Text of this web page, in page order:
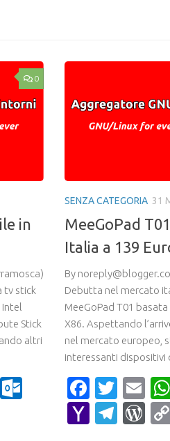
0
in
tv stick
Stick
altri
GmailOutlook.com
Condividi
SENZA CATEGORIA 31
MeeGoPad
Italia a 139
By
Debutta nel mercato
MeeGoPad T01
X86. Aspettando
nel mercato europeo,
interessanti dispositivi
Yahoo